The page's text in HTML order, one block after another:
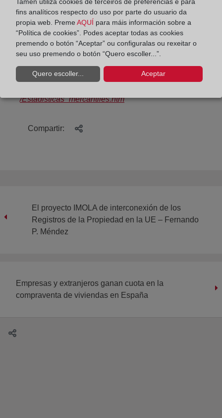
Comunidad Valenciana (-15,19).
La información completa de laEstadística
Mercantil del primer trimestre de 2014 del Colegio
de Registradoresse puede consultar, por meses,
en el siguiente enlace:
/Estadisticas_mercantiles.htm
Compartir:
El proyecto IMOLA de interconexión de los
Registros de la Propiedad en la UE – Fernando
P. Méndez
Empresas y extranjeros ganan cuota en la
compraventa de viviendas en España
fins analíticos respecto do uso por parte do usuario da
propia web. Preme AQUÍ para máis información sobre a
“Política de cookies”. Podes aceptar todas as cookies
premendo o botón “Aceptar” ou configuralas ou rexeitar o
seu uso premendo o botón “Quero escoller...”.
Quero escoller... Aceptar